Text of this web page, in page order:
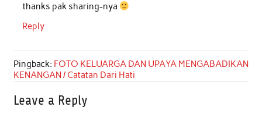
thanks pak sharing-nya
Reply
Pingback: FOTO KELUARGA DAN UPAYA MENGABADIKAN
KENANGAN / Catatan Dari Hati
Leave a Reply